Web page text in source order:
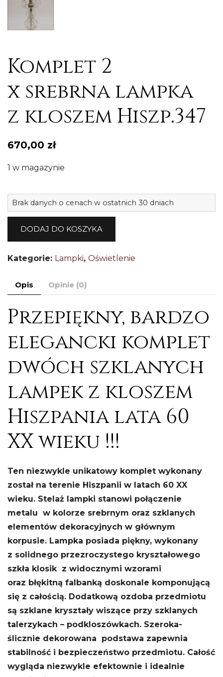
Komplet 2
x srebrna lampka
z kloszem Hiszp.347
670,00 zł
1 w magazynie
Brak danych o cenach w ostatnich 30 dniach
DODAJ DO KOSZYKA
Kategorie: Lampki, Oświetlenie
Opis Opinie (0)
Przepiękny, bardzo
elegancki komplet
dwóch szklanych
lampek z kloszem
Hiszpania lata 60
XX wieku !!!
Ten niezwykle unikatowy komplet wykonany
został na terenie Hiszpanii w latach 60 XX
wieku. Stelaż lampki stanowi połączenie
metalu w kolorze srebrnym oraz szklanych
elementów dekoracyjnych w głównym
korpusie. Lampka posiada piękny, wykonany
z solidnego przezroczystego kryształowego
szkła klosik z widocznymi wzorami
oraz błękitną falbanką doskonale komponującą
się z całością. Dodatkową ozdoba przedmiotu
są szklane kryształy wiszące przy szklanych
talerzykach – podkloszówkach. Szeroka-
ślicznie dekorowana podstawa zapewnia
stabilność i bezpieczeństwo przedmiotu. Całość
wygląda niezwykle efektownie i idealnie